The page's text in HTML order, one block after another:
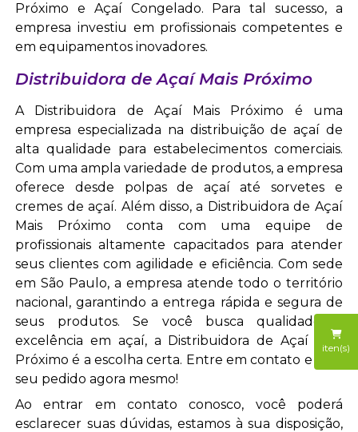
iten(s)
Próximo e Açaí Congelado. Para tal sucesso, a
empresa investiu em profissionais competentes e
em equipamentos inovadores.
Distribuidora de Açaí Mais Próximo
A Distribuidora de Açaí Mais Próximo é uma
empresa especializada na distribuição de açaí de
alta qualidade para estabelecimentos comerciais.
Com uma ampla variedade de produtos, a empresa
oferece desde polpas de açaí até sorvetes e
cremes de açaí. Além disso, a Distribuidora de Açaí
Mais Próximo conta com uma equipe de
profissionais altamente capacitados para atender
seus clientes com agilidade e eficiência. Com sede
em São Paulo, a empresa atende todo o território
nacional, garantindo a entrega rápida e segura de
seus produtos. Se você busca qualidade e
excelência em açaí, a Distribuidora de Açaí Mais
Próximo é a escolha certa. Entre em contato e faça
seu pedido agora mesmo!
Ao entrar em contato conosco, você poderá
esclarecer suas dúvidas, estamos à sua disposição,